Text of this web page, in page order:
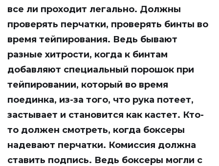
все ли проходит легально. Должны
проверять перчатки, проверять бинты во
время тейпирования. Ведь бывают
разные хитрости, когда к бинтам
добавляют специальный порошок при
тейпировании, который во время
поединка, из-за того, что рука потеет,
застывает и становится как кастет. Кто-
то должен смотреть, когда боксеры
надевают перчатки. Комиссия должна
ставить подпись. Ведь боксеры могли с